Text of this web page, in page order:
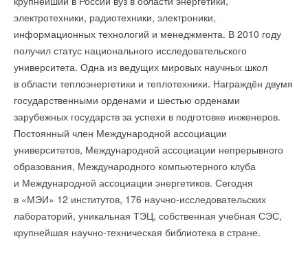
электротехники, радиотехники, электроники,
информационных технологий и менеджмента. В 2010 году
получил статус национального исследовательского
университета. Одна из ведущих мировых научных школ
в области теплоэнергетики и теплотехники. Награждён двумя
государственными орденами и шестью орденами
зарубежных государств за успехи в подготовке инженеров.
Постоянный член Международной ассоциации
университетов, Международной ассоциации непрерывного
образования, Международного компьютерного клуба
и Международной ассоциации энергетиков. Сегодня
в «МЭИ» 12 институтов, 176 научно-исследовательских
лабораторий, уникальная ТЭЦ, собственная учебная СЭС,
крупнейшая научно-техническая библиотека в стране.
оказывается в сети, он самостоятельно устанавливает
связь с приложением».
Признак № 3: современные инженерные решения
в конструкции котла
На первый взгляд кажется, что под корпусом все
теплогенераторы одинаковы: теплообменник, горелка,
гидравлика. Но это не так. В поколении 4.0 детали котла
создаются с помощью высокотехнологичных средств
САПР — рассчитывают даже форму, диаметр
и расположение отверстий на горелке. Основные узлы
теплогенераторов цифровой эпохи имеют фантастические
(по сравнению с предшественниками) показатели.
Добавить комментарий
Ваше имя *
Ваш E-mail *
Текст комментария
Добавить комментарий
Ваше имя *
Ваш E-mail *
Текст комментария